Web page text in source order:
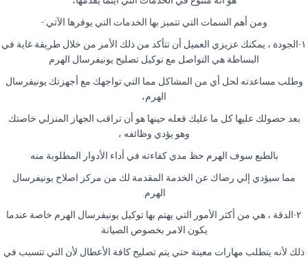
ومن أهم السمات التي تتميز بها الخدمات التي يوفرها الآتي:-
١-الجودة ، يمكنك عزيزي العميل أن تتأكد من ذلك الأمر من خلال طريقة غاية في
البساطة هي التواصل مع توكيل تصليح يونيفرسال الهرم
وطلب مساعدته لحل أي من المشاكل مما التي تواجهك مع أجهزتك يونيفرسال
الهرم،
بعد حصولك عليها كل ما عليك فعله حينها هو أن تراقب الجهاز المنزلي خاصتك
وهو يؤدي وظائفه ،
بالطبع سوف الهرم حظ مدي كفاءته في أداء الأدوار المطلوبة منه
مما سيؤدي إلي رضاك عن الخدمة المقدمة لك من مركز اصلاح يونيفرسال
الهرم.
٢-الدقة ، هي من أكثر الأمور التي يهتم بها توكيل يونيفرسال الهرم خاصة عندما
يكون الامر بخصوص الصيانة
ذلك لأنه يتطلب مهارات معينة حتي يتم تصليح كافة الأعطال لأن التي تتسبب في